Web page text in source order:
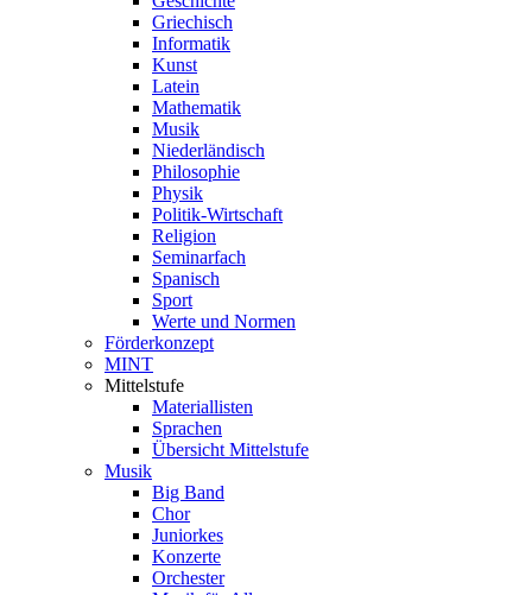
Griechisch
Informatik
Kunst
Latein
Mathematik
Musik
Niederländisch
Philosophie
Physik
Politik-Wirtschaft
Religion
Seminarfach
Spanisch
Sport
Werte und Normen
Förderkonzept
MINT
Mittelstufe
Materiallisten
Sprachen
Übersicht Mittelstufe
Musik
Big Band
Chor
Juniorkes
Konzerte
Orchester